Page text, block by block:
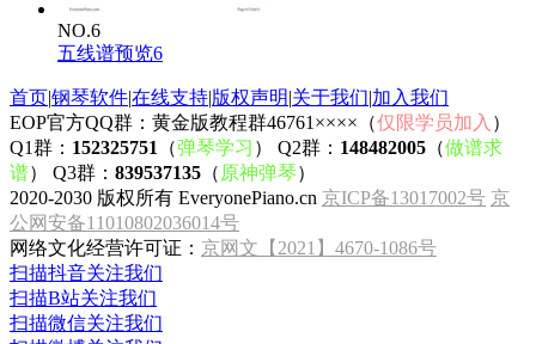
NO.6
五线谱预览6
首页|钢琴软件|在线支持|版权声明|关于我们|加入我们
EOP官方QQ群：黄金版教程群46761××××（仅限学员加入 ）
Q1群： 152325751 （弹琴学习 ） Q2群： 148482005 （做谱求
谱） Q3群： 839537135 （ 原神弹琴）
2020-2030 版权所有 EveryonePiano.cn 京ICP备13017002号 京
公网安备11010802036014号
网络文化经营许可证： 京网文【2021】4670-1086号
扫描抖音关注我们
扫描B站关注我们
扫描微信关注我们